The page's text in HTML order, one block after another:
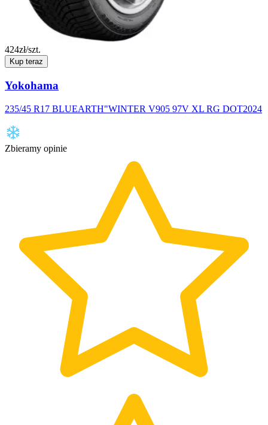
424zł/szt.
Kup teraz
Yokohama
235/45 R17 BLUEARTH"WINTER V905 97V XL RG DOT2024
Zbieramy opinie